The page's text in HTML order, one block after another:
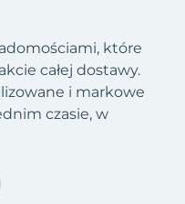
które
całej dostawy.
i markowe
czasie, w